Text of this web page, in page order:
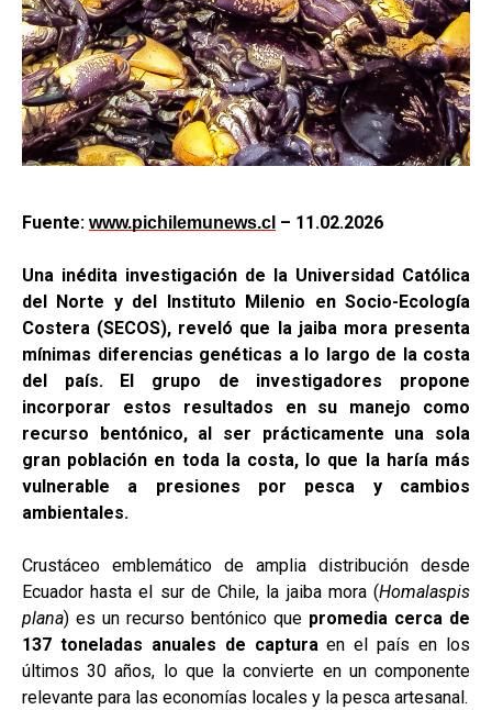
Fuente: www.pichilemunews.cl – 11.02.2026
Una inédita investigación de la Universidad Católica
del Norte y del Instituto Milenio en Socio-Ecología
Costera (SECOS), reveló que la jaiba mora presenta
mínimas diferencias genéticas a lo largo de la costa
del país. El grupo de investigadores propone
incorporar estos resultados en su manejo como
recurso bentónico, al ser prácticamente una sola
gran población en toda la costa, lo que la haría más
vulnerable a presiones por pesca y cambios
ambientales.
Crustáceo emblemático de amplia distribución desde
Ecuador hasta el sur de Chile, la jaiba mora (Homalaspis
plana) es un recurso bentónico que promedia cerca de
137 toneladas anuales de capturaen el país en los
últimos 30 años, lo que la convierte en un componente
relevante para las economías locales y la pesca artesanal.